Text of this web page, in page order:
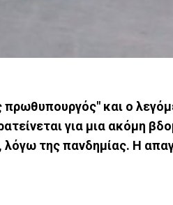
και ο
για μια ακόμη
της πανδημίας. Η